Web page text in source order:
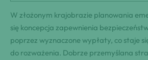
W złożonym krajobrazie planowania
się koncepcja zapewnienia
poprzez wyznaczone wypłaty, co staje
do rozważenia. Dobrze przemyślana